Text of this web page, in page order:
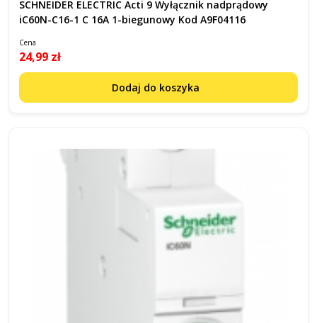
SCHNEIDER ELECTRIC Acti 9 Wyłącznik nadprądowy
iC60N-C16-1 C 16A 1-biegunowy Kod A9F04116
Cena
24,99 zł
Dodaj do koszyka